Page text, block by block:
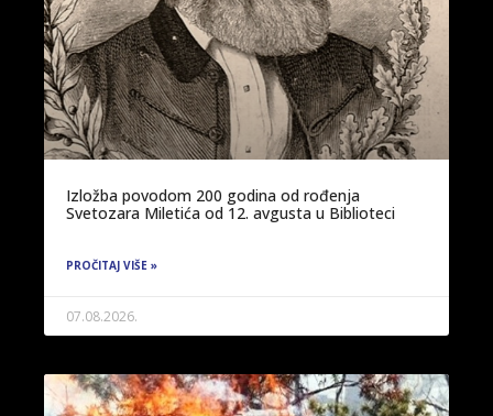
Izložba povodom 200 godina od rođenja
Svetozara Miletića od 12. avgusta u Biblioteci
PROČITAJ VIŠE »
07.08.2026.